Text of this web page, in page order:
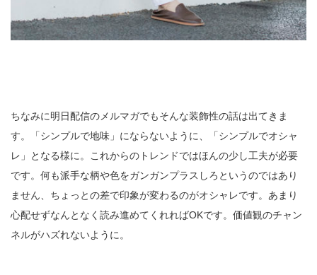
ちなみに明日配信のメルマガでもそんな装飾性の話は出てきま
す。「シンプルで地味」にならないように、「シンプルでオシャ
レ」となる様に。これからのトレンドではほんの少し工夫が必要
です。何も派手な柄や色をガンガンプラスしろというのではあり
ません、ちょっとの差で印象が変わるのがオシャレです。あまり
心配せずなんとなく読み進めてくれればOKです。価値観のチャン
ネルがハズれないように。